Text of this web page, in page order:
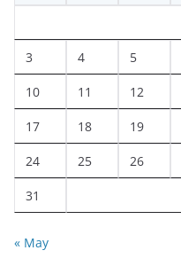
3 4 5
10 11 12
17 18 19
24 25 26
31
« May